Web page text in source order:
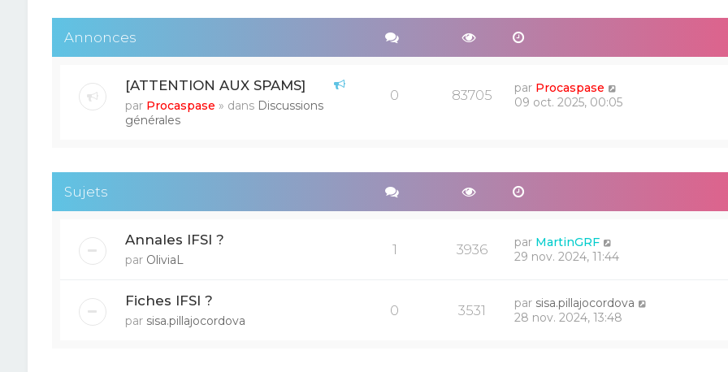
Annonces
[ATTENTION AUX SPAMS]
par Procaspase » dans Discussions
générales
0 83705 par Procaspase
09 oct. 2025, 00:05
Sujets
Annales IFSI ?
par OliviaL
1 3936 par MartinGRF
29 nov. 2024, 11:44
Fiches IFSI ?
par sisa.pillajocordova
0 3531 par sisa.pillajocordova
28 nov. 2024, 13:48